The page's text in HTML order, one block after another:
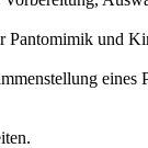
Pantomimik und
eines